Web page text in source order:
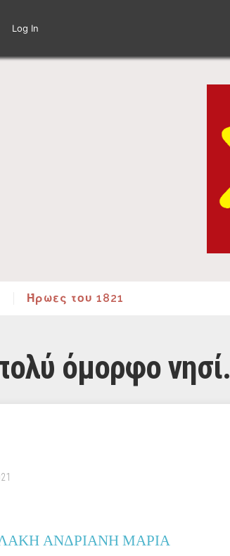
Log In
Ήρωες του 1821
όμορφο νησί.
ΑΝΔΡΙΑΝΗ ΜΑΡΙΑ